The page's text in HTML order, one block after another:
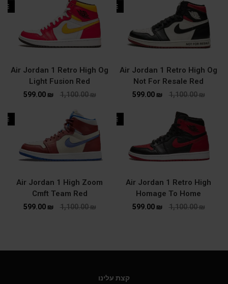
SALE
Air Jordan 1 Retro High Og
Not For Resale Red
1,100.00₪
599.00 ₪
Air Jordan 1 Retro High Og
Light Fusion Red
1,100.00₪
599.00 ₪
SALE
Air Jordan 1 Retro High
Homage To Home
1,100.00₪
599.00 ₪
Air Jordan 1 High Zoom
Cmft Team Red
1,100.00₪
599.00 ₪
קצת עלינו